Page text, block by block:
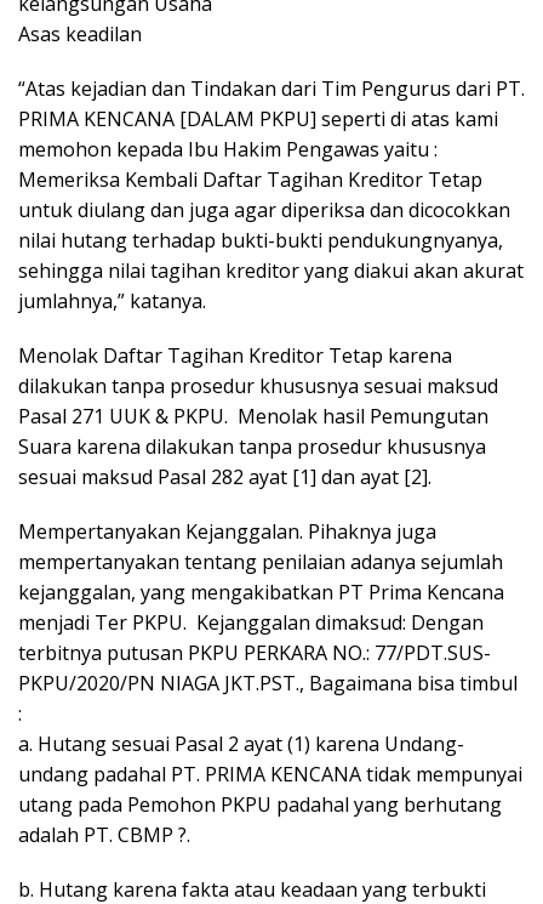
Asas keadilan
“Atas kejadian dan Tindakan dari Tim Pengurus dari PT.
PRIMA KENCANA [DALAM PKPU] seperti di atas kami
memohon kepada Ibu Hakim Pengawas yaitu :
Memeriksa Kembali Daftar Tagihan Kreditor Tetap
untuk diulang dan juga agar diperiksa dan dicocokkan
nilai hutang terhadap bukti-bukti pendukungnyanya,
sehingga nilai tagihan kreditor yang diakui akan akurat
jumlahnya,” katanya.
Menolak Daftar Tagihan Kreditor Tetap karena
dilakukan tanpa prosedur khususnya sesuai maksud
Pasal 271 UUK & PKPU. Menolak hasil Pemungutan
Suara karena dilakukan tanpa prosedur khususnya
sesuai maksud Pasal 282 ayat [1] dan ayat [2].
Mempertanyakan Kejanggalan. Pihaknya juga
mempertanyakan tentang penilaian adanya sejumlah
kejanggalan, yang mengakibatkan PT Prima Kencana
menjadi Ter PKPU. Kejanggalan dimaksud: Dengan
terbitnya putusan PKPU PERKARA NO.: 77/PDT.SUS-
PKPU/2020/PN NIAGA JKT.PST., Bagaimana bisa timbul
:
a. Hutang sesuai Pasal 2 ayat (1) karena Undang-
undang padahal PT. PRIMA KENCANA tidak mempunyai
utang pada Pemohon PKPU padahal yang berhutang
adalah PT. CBMP ?.
b. Hutang karena fakta atau keadaan yang terbukti